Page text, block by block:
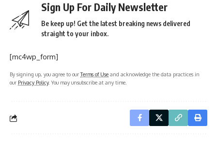
Sign Up For Daily Newsletter
Be keep up! Get the latest breaking news delivered
straight to your inbox.
[mc4wp_form]
By signing up, you agree to ourTerms of Use and acknowledge the data practices in
our Privacy Policy. You may unsubscribe at any time.